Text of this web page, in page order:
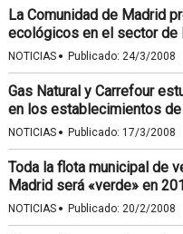
La Comunidad de Madrid
ecológicos en el sector de
NOTICIAS · Publicado: 24/3/2008
Gas Natural y Carrefour
en los establecimientos de
NOTICIAS · Publicado: 17/3/2008
Toda la flota municipal de
Madrid será «verde» en
NOTICIAS · Publicado: 20/2/2008